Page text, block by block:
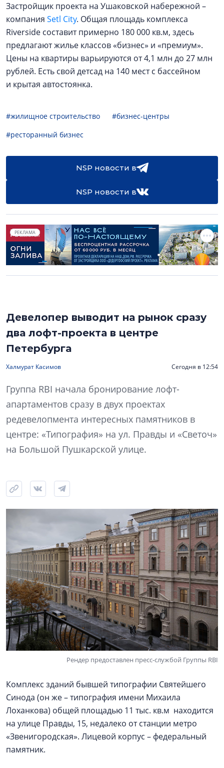
Застройщик проекта на Ушаковской набережной –
компания Setl City. Общая площадь комплекса
Riverside составит примерно 180 000 кв.м, здесь
предлагают жилье классов «бизнес» и «премиум».
Цены на квартиры варьируются от 4,1 млн до 27 млн
рублей. Есть свой детсад на 140 мест с бассейном
и крытая автостоянка.
#жилищное строительство
#бизнес-центры
#ресторанный бизнес
NSP новости в
NSP новости в
РЕКЛАМА
Девелопер выводит на рынок сразу
два лофт-проекта в центре
Петербурга
Халмурат Касимов Сегодня в 12:54
Группа RBI начала бронирование лофт-
апартаментов сразу в двух проектах
редевелопмента интересных памятников в
центре: «Типография» на ул. Правды и «Светоч»
на Большой Пушкарской улице.
Рендер предоставлен пресс-службой Группы RBI
Комплекс зданий бывшей типографии Святейшего
Синода (он же – типография имени Михаила
Лоханкова) общей площадью 11 тыс. кв.м находится
на улице Правды, 15, недалеко от станции метро
«Звенигородская». Лицевой корпус – федеральный
памятник.